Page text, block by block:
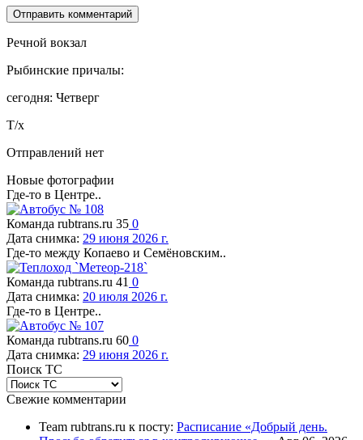
Речной вокзал
Рыбинские причалы:
сегодня: Четверг
Т/х
Отправлений нет
Новые фотографии
Где-то в Центре..
Команда rubtrans.ru 35 0
Дата снимка: 29 июня 2026 г.
Где-то между Копаево и Семёновским..
Команда rubtrans.ru 41 0
Дата снимка: 20 июля 2026 г.
Где-то в Центре..
Команда rubtrans.ru 60 0
Дата снимка: 29 июня 2026 г.
Поиск ТС
Свежие комментарии
Team rubtrans.ru к посту: Расписание «Добрый день.